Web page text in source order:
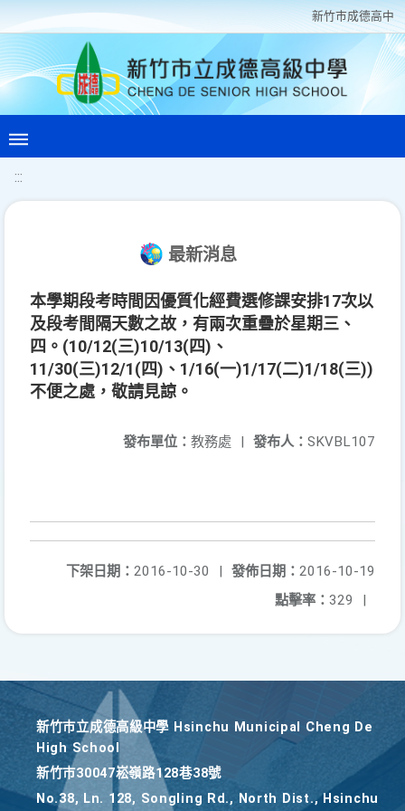
新竹巿成德高中
:::
最新消息
本學期段考時間因優質化經費選修課安排17次以
及段考間隔天數之故，有兩次重疊於星期三、
四。(10/12(三)10/13(四)、
11/30(三)12/1(四)、1/16(一)1/17(二)1/18(三))
不便之處，敬請見諒。
發布人： SKVBL107
發布單位： 教務處 |
發佈日期： 2016-10-19
下架日期： 2016-10-30
|
點擊率： 329 |
新竹巿立成德高級中學 Hsinchu Municipal Cheng De
High School
新竹巿30047崧嶺路128巷38號
No.38, Ln. 128, Songling Rd., North Dist., Hsinchu